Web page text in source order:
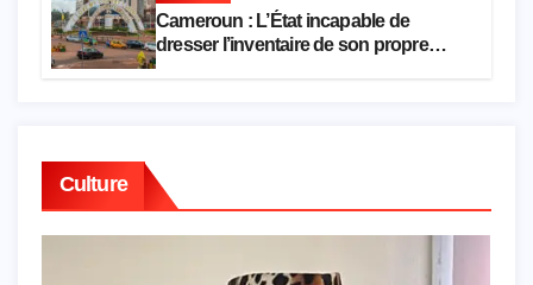
Cameroun : L’État incapable de
dresser l’inventaire de son propre
Culture